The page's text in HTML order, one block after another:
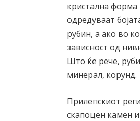
кристална
одредуваат
рубин, а ако во
зависност од
Што ќе рече,
минерал, корунд.
Прилепскиот
скапоцен камен